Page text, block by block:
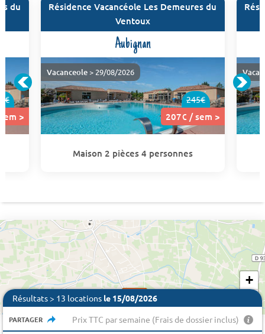
du
>
Résidence Vacancéole Les Demeures du
Ventoux
Aubignan
245€
207€ / sem >
Vacanceole> 29/08/2026
Maison 2 pièces 4 personnes
546 €
207€
207€
207€
207€
207€
207€
207€
207€
207€
207€
207€
+
Résultats > 13 locations le 15/08/2026
PARTAGER Prix TTC par semaine (Frais de dossier inclus)